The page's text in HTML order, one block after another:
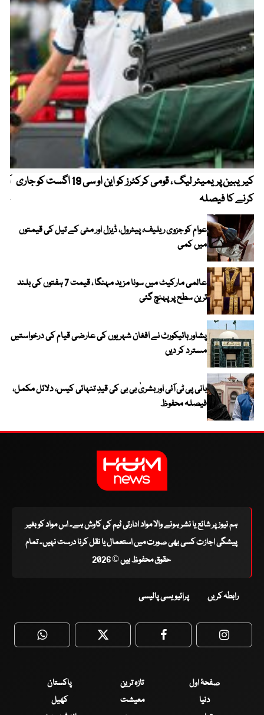
کیریبین پریمیئر لیگ ، قومی کرکٹرز کو این او سی 19 اگست کو جاری
کرنے کا فیصلہ
عوام کو جزوی ریلیف، پیٹرول، ڈیزل اور مٹی کے تیل کی قیمتوں
میں کمی
عالمی مارکیٹ میں سونا مزید مہنگا ، قیمت 7 ہفتوں کی بلند
ترین سطح پر پہنچ گئی
پشاور ہائیکورٹ نے افغان شہریوں کی عارضی قیام کی درخواستیں
مسترد کر دیں
بانی پی ٹی آئی اور بشریٰ بی بی کی قیدِ تنہائی کیس، دلائل مکمل،
فیصلہ محفوظ
ہم نیوز پر شائع یا نشر ہونے والا مواد ادارتی ٹیم کی کاوش ہے۔ اس مواد کو بغیر
پیشگی اجازت کسی بھی صورت میں استعمال یا نقل کرنا درست نہیں۔ تمام
حقوق محفوظ ہیں © 2026
رابطہ کریں پرائیویسی پالیسی
WhatsApp Twitter Facebook
صفحۂ اول تازہ ترین
پاکستان
دنیا
معیشت
کھیل